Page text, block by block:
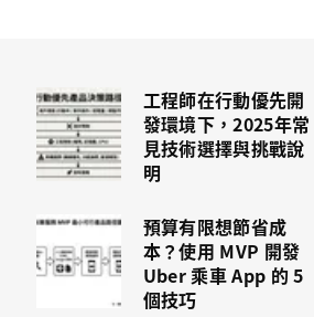
工程師在行動優先開
發環境下，2025年常
見技術選擇與挑戰說
明
預算有限想節省成
本？使用 MVP 開發
Uber 乘車 App 的 5
個技巧